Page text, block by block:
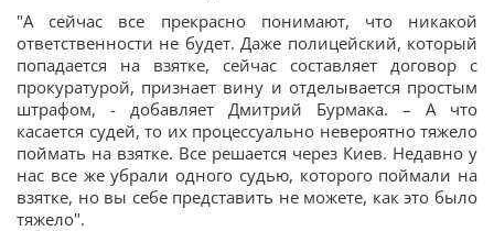
"А сейчас все прекрасно понимают, что никакой
ответственности не будет. Даже полицейский, который
попадается на взятке, сейчас составляет договор с
прокуратурой, признает вину и отделывается простым
штрафом, - добавляет Дмитрий Бурмака. – А что
касается судей, то их процессуально невероятно тяжело
поймать на взятке. Все решается через Киев. Недавно у
нас все же убрали одного судью, которого поймали на
взятке, но вы себе представить не можете, как это было
тяжело".